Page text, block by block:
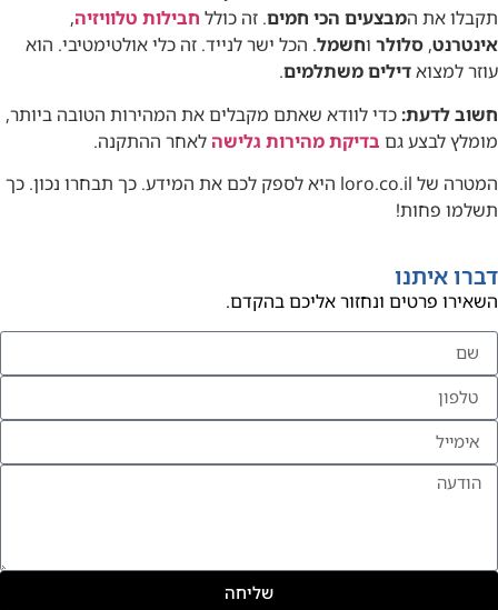
תקבלו את המבצעים הכי חמים. זה כולל חבילות טלוויזיה,
אינטרנט, סלולר וחשמל. הכל ישר לנייד. זה כלי אולטימטיבי. הוא
עוזר למצואדילים משתלמים.
חשוב לדעת: כדי לוודא שאתם מקבלים את המהירות הטובה ביותר,
מומלץ לבצע גם בדיקת מהירות גלישה לאחר ההתקנה.
המטרה של loro.co.il היא לספק לכם את המידע. כך תבחרו נכון. כך
תשלמו פחות!
דברו איתנו
השאירו פרטים ונחזור אליכם בהקדם.
שליחה